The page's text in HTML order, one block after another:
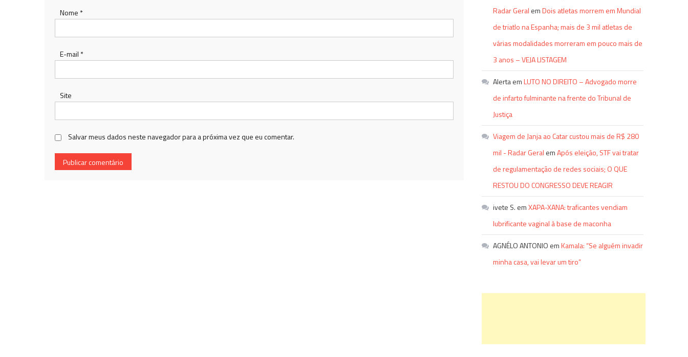
Nome *
E-mail *
Site
Salvar meus dados neste navegador para a próxima vez que eu comentar.
Radar Geral emDois atletas morrem em Mundial
de triatlo na Espanha; mais de 3 mil atletas de
várias modalidades morreram em pouco mais de
3 anos – VEJA LISTAGEM
AlertaemLUTO NO DIREITO – Advogado morre
de infarto fulminante na frente do Tribunal de
Justiça
Viagem de Janja ao Catar custou mais de R$ 280
mil - Radar Geral emApós eleição, STF vai tratar
de regulamentação de redes sociais; O QUE
RESTOU DO CONGRESSO DEVE REAGIR
ivete S. emXAPA-XANA: traficantes vendiam
lubrificante vaginal à base de maconha
AGNÉLO ANTONIO emKamala: “Se alguém invadir
minha casa, vai levar um tiro”